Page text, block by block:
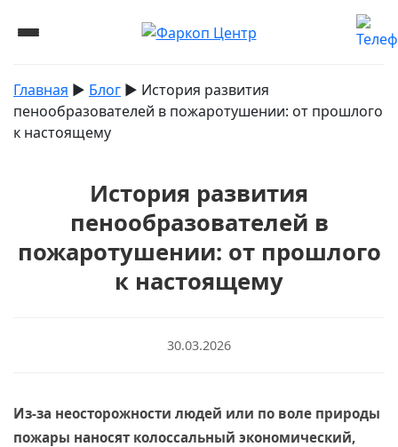
Главная ▶︎ Блог ▶︎ История развития
пенообразователей в пожаротушении: от прошлого
к настоящему
История развития
пенообразователей в
пожаротушении: от прошлого
к настоящему
30.03.2026
Из-за неосторожности людей или по воле природы
пожары наносят колоссальный экономический,